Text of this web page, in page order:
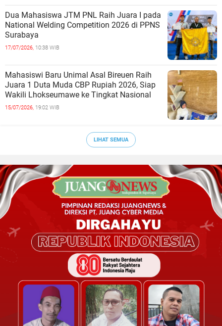
Dua Mahasiswa JTM PNL Raih Juara I pada
National Welding Competition 2026 di PPNS
Surabaya
17/07/2026, 10:38 WIB
Mahasiswi Baru Unimal Asal Bireuen Raih
Juara 1 Duta Muda CBP Rupiah 2026, Siap
Wakili Lhokseumawe ke Tingkat Nasional
15/07/2026, 19:02 WIB
LIHAT SEMUA